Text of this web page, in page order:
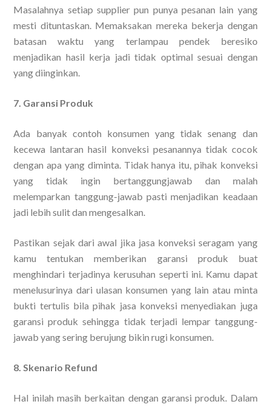
Masalahnya setiap supplier pun punya pesanan lain yang
mesti dituntaskan. Memaksakan mereka bekerja dengan
batasan waktu yang terlampau pendek beresiko
menjadikan hasil kerja jadi tidak optimal sesuai dengan
yang diinginkan.
7. Garansi Produk
Ada banyak contoh konsumen yang tidak senang dan
kecewa lantaran hasil konveksi pesanannya tidak cocok
dengan apa yang diminta. Tidak hanya itu, pihak konveksi
yang tidak ingin bertanggungjawab dan malah
melemparkan tanggung-jawab pasti menjadikan keadaan
jadi lebih sulit dan mengesalkan.
Pastikan sejak dari awal jika jasa konveksi seragam yang
kamu tentukan memberikan garansi produk buat
menghindari terjadinya kerusuhan seperti ini. Kamu dapat
menelusurinya dari ulasan konsumen yang lain atau minta
bukti tertulis bila pihak jasa konveksi menyediakan juga
garansi produk sehingga tidak terjadi lempar tanggung-
jawab yang sering berujung bikin rugi konsumen.
8. Skenario Refund
Hal inilah masih berkaitan dengan garansi produk. Dalam